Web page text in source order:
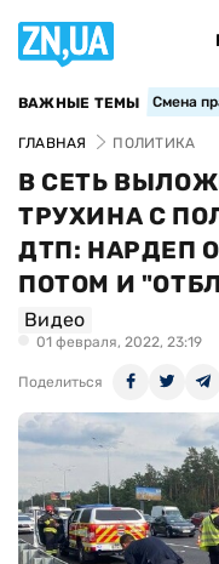
ВАЖНЫЕ ТЕМЫ Смена
ГЛАВНАЯ ПОЛИТИКА
В СЕТЬ
ТРУХИНА С
ДТП: НАРДЕП
ПОТОМ И
Видео
01 февраля, 2022, 23:19
Поделиться